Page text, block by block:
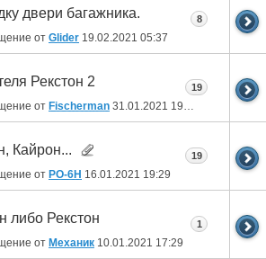
двери багажника.
от Glider 19.02.2021 05:37
8
Рекстон 2
от Fischerman 31.01.2021 19:09
19
Кайрон...
от РО-6Н 16.01.2021 19:29
19
либо Рекстон
от Механик 10.01.2021 17:29
1